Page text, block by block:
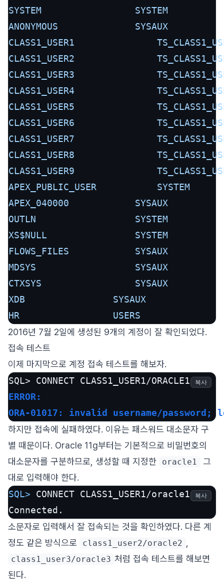
SYSTEM
SYSTEM
ANONYMOUS
SYSAUX
CLASS1_USER1
CLASS1_USER2
CLASS1_USER3
CLASS1_USER4
CLASS1_USER5
CLASS1_USER6
CLASS1_USER7
CLASS1_USER8
CLASS1_USER9
APEX_PUBLIC_USER
SYSTEM
APEX_040000
SYSAUX
OUTLN
SYSTEM
XS$NULL
SYSTEM
FLOWS_FILES
SYSAUX
MDSYS
SYSAUX
CTXSYS
SYSAUX
XDB
SYSAUX
HR
USERS
2016년 7월 2일에 생성된 9개의 계정이 잘 확인되었다.
접속 테스트
이제 마지막으로 계정 접속 테스트를 해보자.
ERROR:
ORA-01017: invalid username/password;
복사
하지만 접속에 실패하였다. 이유는 패스워드 대소문자 구
별 때문이다. Oracle 11g부터는 기본적으로 비밀번호의
대소문자를 구분하므로, 생성할 때 지정한
oracle1
그
대로 입력해야 한다.
SQL> CONNECT CLASS1_USER1/oracle1
Connected.
복사
소문자로 입력해서 잘 접속되는 것을 확인하였다. 다른 계
정도 같은 방식으로
class1_user2/oracle2
class1_user3/oracle3 처럼 접속 테스트를 해보면
된다.